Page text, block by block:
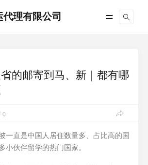
理有限公司
的邮寄到马、新｜都有哪
0
一直是中国人居住数量多、占比高的国
小伙伴留学的热门国家。